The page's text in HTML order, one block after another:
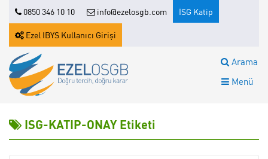
0850 346 10 10 info@ezelosgb.com İSG Katip
Ezel IBYS Kullanıcı Girişi
Arama
Menü
ISG-KATIP-ONAY Etiketi